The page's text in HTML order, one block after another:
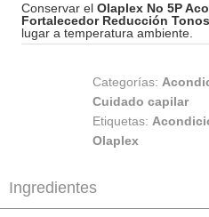
Amarillos
x
Conservar el Olaplex No 5P
Fortalecedor Reducción
lugar a temperatura ambiente.
Categorías:
Cuidado capilar
Etiquetas:
Olaplex
Ingredientes